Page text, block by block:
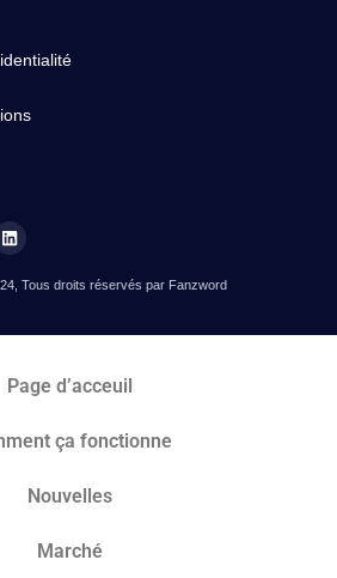
Tous droits réservés par Fanzword
Page d’acceuil
ça fonctionne
Nouvelles
Marché​